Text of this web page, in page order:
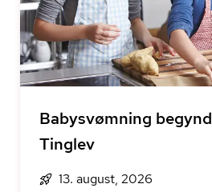
Babysvømning
Tinglev
13. august, 2026